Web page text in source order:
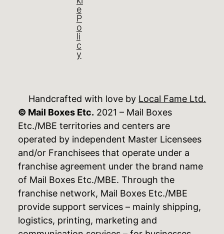
e
P
o
li
c
y
Handcrafted with love by Local Fame Ltd.
© Mail Boxes Etc. 2021 – Mail Boxes
Etc./MBE territories and centers are
operated by independent Master Licensees
and/or Franchisees that operate under a
franchise agreement under the brand name
of Mail Boxes Etc./MBE. Through the
franchise network, Mail Boxes Etc./MBE
provide support services – mainly shipping,
logistics, printing, marketing and